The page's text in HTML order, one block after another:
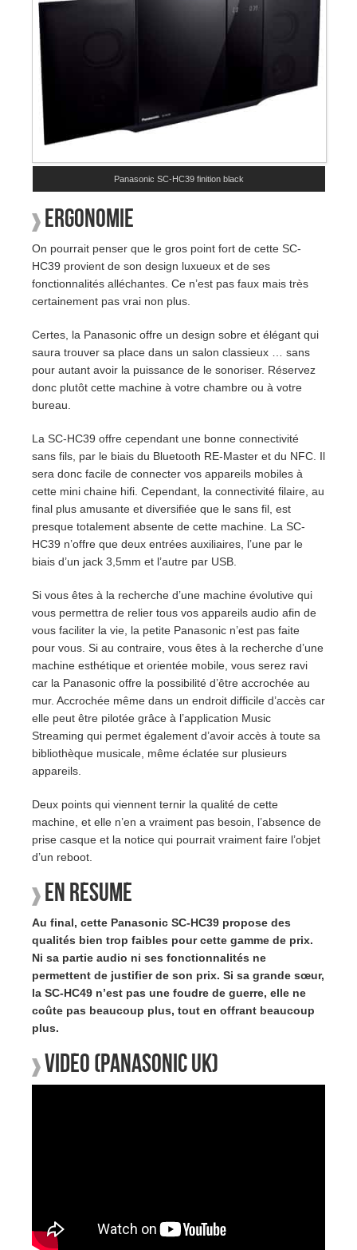
Panasonic SC-HC39 finition black
Ergonomie
On pourrait penser que le gros point fort de cette SC-
HC39 provient de son design luxueux et de ses
fonctionnalités alléchantes. Ce n’est pas faux mais très
certainement pas vrai non plus.
Certes, la Panasonic offre un design sobre et élégant qui
saura trouver sa place dans un salon classieux … sans
pour autant avoir la puissance de le sonoriser. Réservez
donc plutôt cette machine à votre chambre ou à votre
bureau.
La SC-HC39 offre cependant une bonne connectivité
sans fils, par le biais du Bluetooth RE-Master et du NFC. Il
sera donc facile de connecter vos appareils mobiles à
cette mini chaine hifi. Cependant, la connectivité filaire, au
final plus amusante et diversifiée que le sans fil, est
presque totalement absente de cette machine. La SC-
HC39 n’offre que deux entrées auxiliaires, l’une par le
biais d’un jack 3,5mm et l’autre par USB.
Si vous êtes à la recherche d’une machine évolutive qui
vous permettra de relier tous vos appareils audio afin de
vous faciliter la vie, la petite Panasonic n’est pas faite
pour vous. Si au contraire, vous êtes à la recherche d’une
machine esthétique et orientée mobile, vous serez ravi
car la Panasonic offre la possibilité d’être accrochée au
mur. Accrochée même dans un endroit difficile d’accès car
elle peut être pilotée grâce à l’application Music
Streaming qui permet également d’avoir accès à toute sa
bibliothèque musicale, même éclatée sur plusieurs
appareils.
Deux points qui viennent ternir la qualité de cette
machine, et elle n’en a vraiment pas besoin, l’absence de
prise casque et la notice qui pourrait vraiment faire l’objet
d’un reboot.
En résumé
Au final, cette Panasonic SC-HC39 propose des
qualités bien trop faibles pour cette gamme de prix.
Ni sa partie audio ni ses fonctionnalités ne
permettent de justifier de son prix. Si sa grande sœur,
la SC-HC49 n’est pas une foudre de guerre, elle ne
coûte pas beaucoup plus, tout en offrant beaucoup
plus.
Vidéo (Panasonic UK)